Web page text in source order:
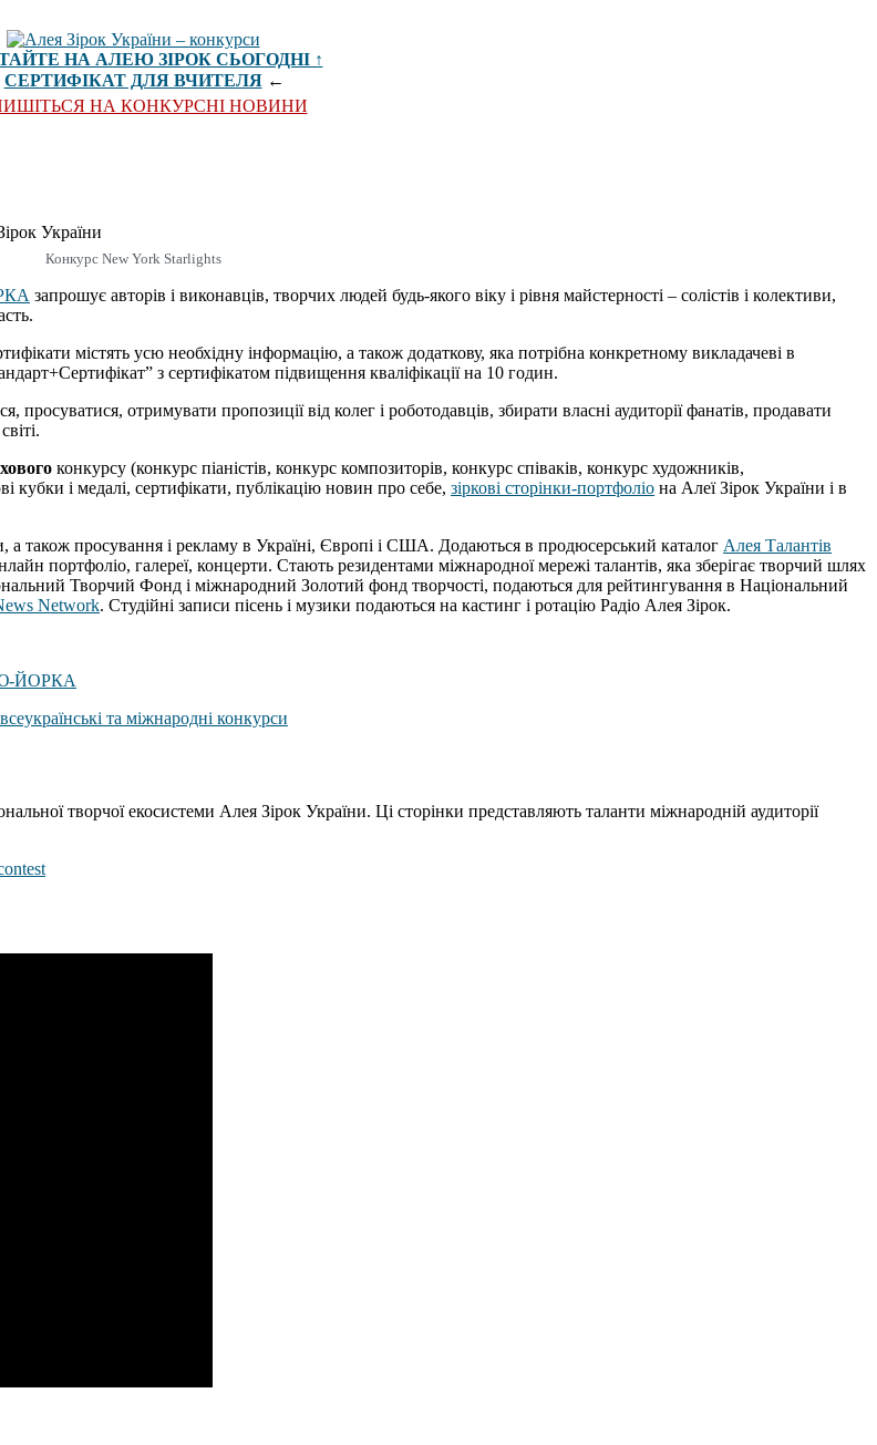
НА АЛЕЮ ЗІРОК СЬОГОДНІ ↑
СЕРТИФІКАТ ДЛЯ ВЧИТЕЛЯ←
НА КОНКУРСНІ НОВИНИ
Конкурс New York Starlights
запрошує авторів і виконавців, творчих людей будь-якого віку і рівня майстерності – солістів і колективи,
містять усю необхідну інформацію, а також додаткову, яка потрібна конкретному викладачеві в
з сертифікатом підвищення кваліфікації на 10 годин.
просуватися, отримувати пропозиції від колег і роботодавців, збирати власні аудиторії фанатів, продавати
конкурсу (конкурс піаністів, конкурс композиторів, конкурс співаків, конкурс художників,
і медалі, сертифікати, публікацію новин про себе, зіркові сторінки-портфоліо на Алеї Зірок України і в
а також просування і рекламу в Україні, Європі і США. Додаються в продюсерський каталог Алея Талантів
портфоліо, галереї, концерти. Стають резидентами міжнародної мережі талантів, яка зберігає творчий шлях
Творчий Фонд і міжнародний Золотий фонд творчості, подаються для рейтингування в Національний
Network. Студійні записи пісень і музики подаються на кастинг і ротацію Радіо Алея Зірок.
ЙОРКА
творчої екосистеми Алея Зірок України. Ці сторінки представляють таланти міжнародній аудиторії